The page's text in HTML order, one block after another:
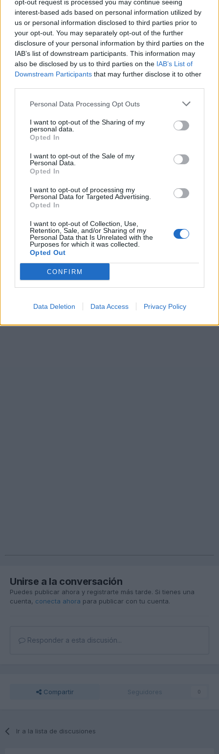
opt-out request is processed you may continue seeing
interest-based ads based on personal information utilized by
us or personal information disclosed to third parties prior to
your opt-out. You may separately opt-out of the further
disclosure of your personal information by third parties on the
IAB’s list of downstream participants. This information may
also be disclosed by us to third parties on the IAB’s List of
Downstream Participants that may further disclose it to other
Personal Data Processing Opt Outs
I want to opt-out of the Sharing of my
personal data.
Opted In
I want to opt-out of the Sale of my
Personal Data.
Opted In
I want to opt-out of processing my
Personal Data for Targeted Advertising.
Opted In
I want to opt-out of Collection, Use,
Retention, Sale, and/or Sharing of my
Personal Data that Is Unrelated with the
Purposes for which it was collected.
Opted Out
CONFIRM
Data Deletion Data Access Privacy Policy
estará la que quieren que sea la montaña rusa más rápida del
mundo, donde las vagonetas, con forma de bólidos rojos, irán a
más de 200 km/h.
El Ferrari World de Abu Dhabi será el parque cubierto más grande
del mundo
También habrá una lanzadera de 61 metros para probar las
fuerzas G. Tendrá más de 20 atracciones, con simuladores,
La idea es que todo esto se repetiría en Valencia.
MARCA habló con diversos miembros de Ferrari que admitieron
las buenas relaciones entre Valencia y la casa de Maranello y no
en el proyecto de Abu Dhabi. Es pronto para hablar de otros,
aunque sí, existe la idea de que si funciona el de allí, se pueden
construir otros”.
Por lo pronto, a finales de enero ya habrá espectáculo de F1 en
Valencia. Parte de la parrilla ya prepara la presentación de sus
día 1 de febrero comienzan los test en Cheste y quieren
aprovechar toda la infraestructura para realizar los eventos
dentro de la moderación a que obliga la crisis.
http://www.marca.com/2009/12/09/motor/form...mp;t=1260386304
Responder
Unirse a la conversación
Puedes publicar ahora y registrarte más tarde. Si tienes una
cuenta, conecta ahora para publicar con tu cuenta.
Responder a esta discusión...
Compartir Seguidores 0
Ir a la lista de discusiones